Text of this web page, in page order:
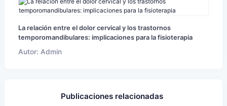
La relación entre el dolor cervical y los trastornos
temporomandibulares: implicaciones para la fisioterapia
Autor: Admin
Publicaciones relacionadas